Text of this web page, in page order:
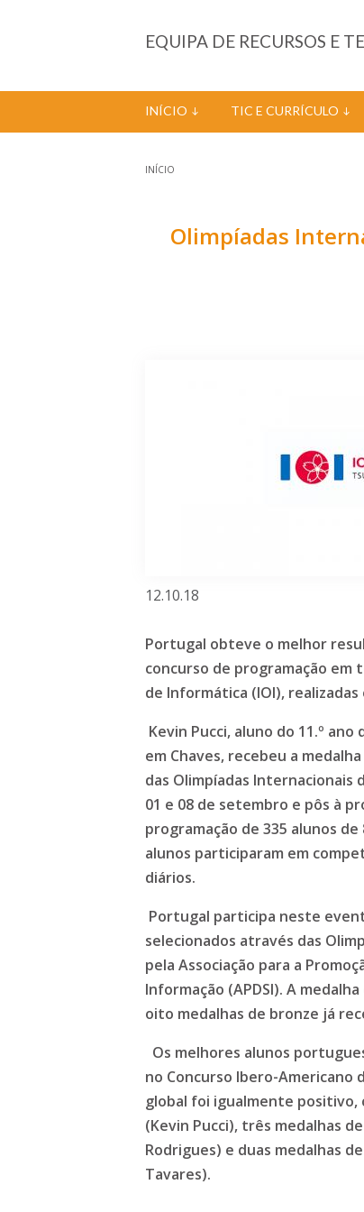
EQUIPA DE RECURSOS E
INÍCIO TIC E CURRÍCULO
INÍCIO
Olimpíadas
12.10.18
Portugal obteve o melhor
concurso de programação em
de Informática (IOI), realizadas
Kevin Pucci, aluno do 11.º
em Chaves, recebeu a
das Olimpíadas
01 e 08 de setembro e pôs à
programação de 335 alunos
alunos participaram em
diários.
Portugal participa neste
selecionados através das
pela Associação para a
Informação (APDSI). A
oito medalhas de bronze já
Os melhores alunos
no Concurso Ibero-Americano
global foi igualmente positivo,
(Kevin Pucci), três medalhas
Rodrigues) e duas medalhas
Tavares).